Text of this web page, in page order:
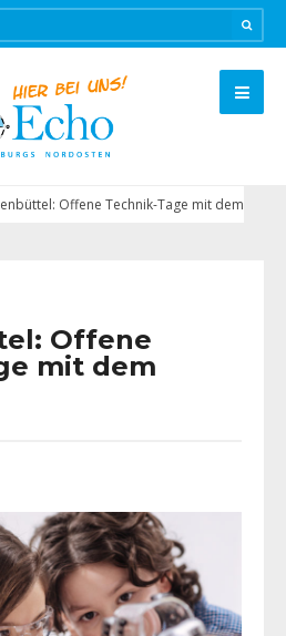
Offene Technik-Tage mit dem
Offene
mit dem